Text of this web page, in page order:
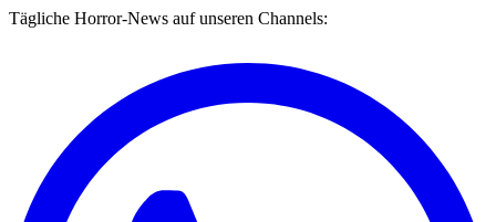
Tägliche Horror-News auf unseren Channels: